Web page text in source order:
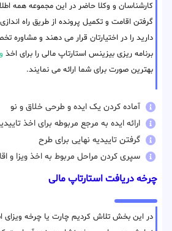
کارشناسان و وکلا حاضر در این مجموعه همه
گرفتن اقامت و تکمیل پرونده از طریق راه
دارید را در اختیارتان قرار می دهند و مشاوره
برنامه ریزی بیزینس استارتاپ مالی را برای اخذ
بهترین صورت برای شما ارائه می نمایند.
آماده کردن یک ایده و طرحی خلاق و نو
ارائه ایده به مرجع مربوطه برای اخذ
گرفتن تاییدیه نهایی برای طرح
سپری کردن مراحل مربوط به اخذ ویزا و
چرخه دریافت استارتاپ مالی
در این بخش تلاش کردیم چارت یا چرخه ویزای